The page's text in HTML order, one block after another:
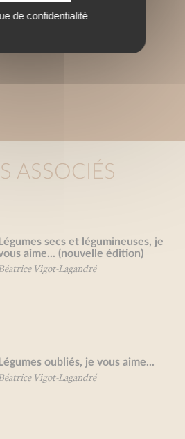
ASSOCIÉS
Légumes secs et légumineuses, je
aime... (nouvelle édition)
Vigot-Lagandré
Légumes oubliés, je vous aime...
Béatrice Vigot-Lagandré
de confidentialité